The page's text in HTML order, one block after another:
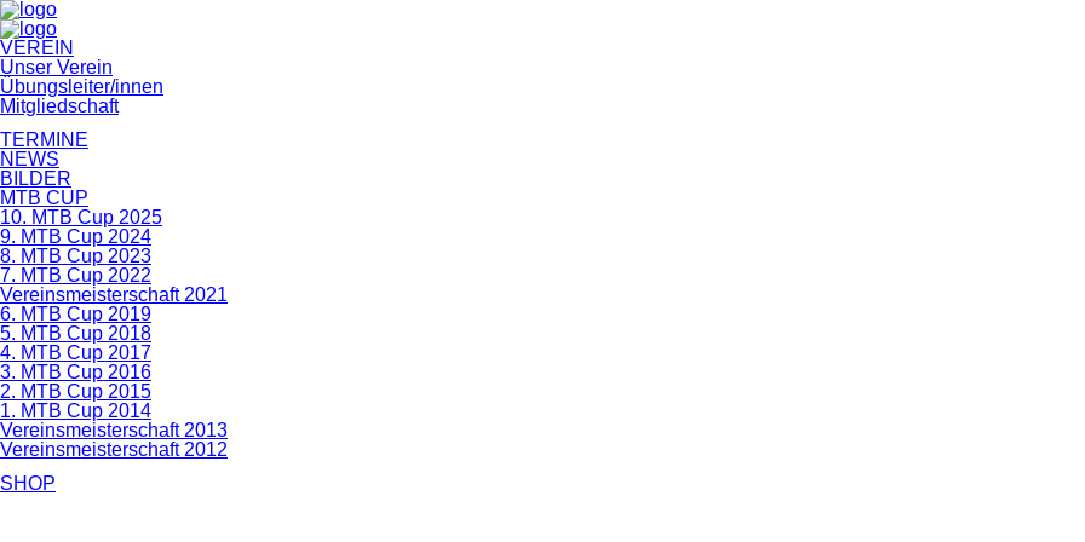
Navigation
überspringen
VEREIN
Unser Verein
Übungsleiter/innen
Mitgliedschaft
TERMINE
NEWS
BILDER
MTB CUP
10. MTB Cup 2025
9. MTB Cup 2024
8. MTB Cup 2023
7. MTB Cup 2022
Vereinsmeisterschaft 2021
6. MTB Cup 2019
5. MTB Cup 2018
4. MTB Cup 2017
3. MTB Cup 2016
2. MTB Cup 2015
1. MTB Cup 2014
Vereinsmeisterschaft 2013
Vereinsmeisterschaft 2012
SHOP